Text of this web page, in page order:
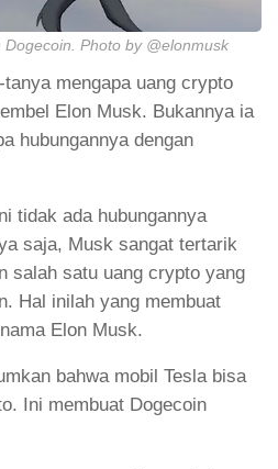
Photo by @elonmusk
mengapa uang crypto
Elon Musk. Bukannya ia
hubungannya dengan
tidak ada hubungannya
saja, Musk sangat tertarik
salah satu uang crypto yang
Hal inilah yang membuat
Elon Musk.
bahwa mobil Tesla bisa
Ini membuat Dogecoin